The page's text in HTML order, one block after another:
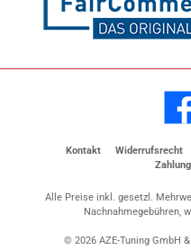
Kontakt Widerrufsrecht
Alle Preise inkl. gesetzl.
Nachnahmegebühren,
© 2026 AZE-Tuning GmbH